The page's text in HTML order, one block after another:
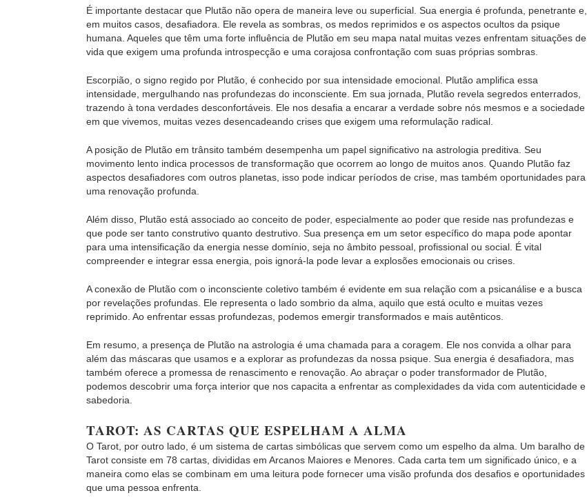
É importante destacar que Plutão não opera de maneira leve ou superficial. Sua energia é profunda, penetrante e,
em muitos casos, desafiadora. Ele revela as sombras, os medos reprimidos e os aspectos ocultos da psique
humana. Aqueles que têm uma forte influência de Plutão em seu mapa natal muitas vezes enfrentam situações de
vida que exigem uma profunda introspecção e uma corajosa confrontação com suas próprias sombras.
Escorpião, o signo regido por Plutão, é conhecido por sua intensidade emocional. Plutão amplifica essa
intensidade, mergulhando nas profundezas do inconsciente. Em sua jornada, Plutão revela segredos enterrados,
trazendo à tona verdades desconfortáveis. Ele nos desafia a encarar a verdade sobre nós mesmos e a sociedade
em que vivemos, muitas vezes desencadeando crises que exigem uma reformulação radical.
A posição de Plutão em trânsito também desempenha um papel significativo na astrologia preditiva. Seu
movimento lento indica processos de transformação que ocorrem ao longo de muitos anos. Quando Plutão faz
aspectos desafiadores com outros planetas, isso pode indicar períodos de crise, mas também oportunidades para
uma renovação profunda.
Além disso, Plutão está associado ao conceito de poder, especialmente ao poder que reside nas profundezas e
que pode ser tanto construtivo quanto destrutivo. Sua presença em um setor específico do mapa pode apontar
para uma intensificação da energia nesse domínio, seja no âmbito pessoal, profissional ou social. É vital
compreender e integrar essa energia, pois ignorá-la pode levar a explosões emocionais ou crises.
A conexão de Plutão com o inconsciente coletivo também é evidente em sua relação com a psicanálise e a busca
por revelações profundas. Ele representa o lado sombrio da alma, aquilo que está oculto e muitas vezes
reprimido. Ao enfrentar essas profundezas, podemos emergir transformados e mais autênticos.
Em resumo, a presença de Plutão na astrologia é uma chamada para a coragem. Ele nos convida a olhar para
além das máscaras que usamos e a explorar as profundezas da nossa psique. Sua energia é desafiadora, mas
também oferece a promessa de renascimento e renovação. Ao abraçar o poder transformador de Plutão,
podemos descobrir uma força interior que nos capacita a enfrentar as complexidades da vida com autenticidade e
sabedoria.
TAROT: AS CARTAS QUE ESPELHAM A ALMA
O Tarot, por outro lado, é um sistema de cartas simbólicas que servem como um espelho da alma. Um baralho de
Tarot consiste em 78 cartas, divididas em Arcanos Maiores e Menores. Cada carta tem um significado único, e a
maneira como elas se combinam em uma leitura pode fornecer uma visão profunda dos desafios e oportunidades
que uma pessoa enfrenta.